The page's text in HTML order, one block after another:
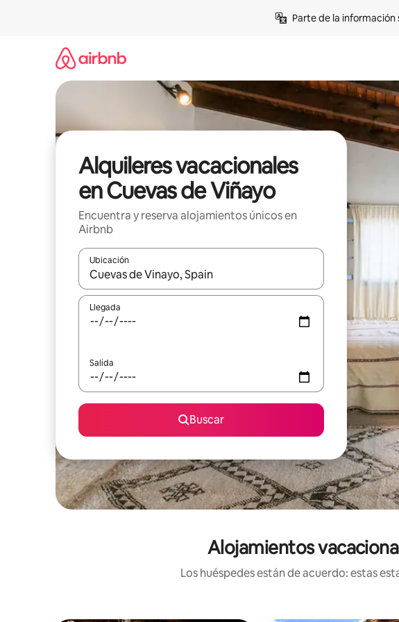
Parte de la
Alquileres vacacionales
en Cuevas de Viñayo
Encuentra y reserva alojamientos únicos en
Airbnb
Ubicación
Cuando los resultados estén disponibles, navega con las teclas de
Llegada
Salida
Buscar
Alojamientos
Los huéspedes están de acuerdo: estas